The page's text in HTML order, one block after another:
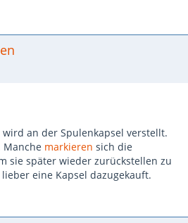
an der Spulenkapsel verstellt.
Manche markieren sich die
sie später wieder zurückstellen zu
eine Kapsel dazugekauft.